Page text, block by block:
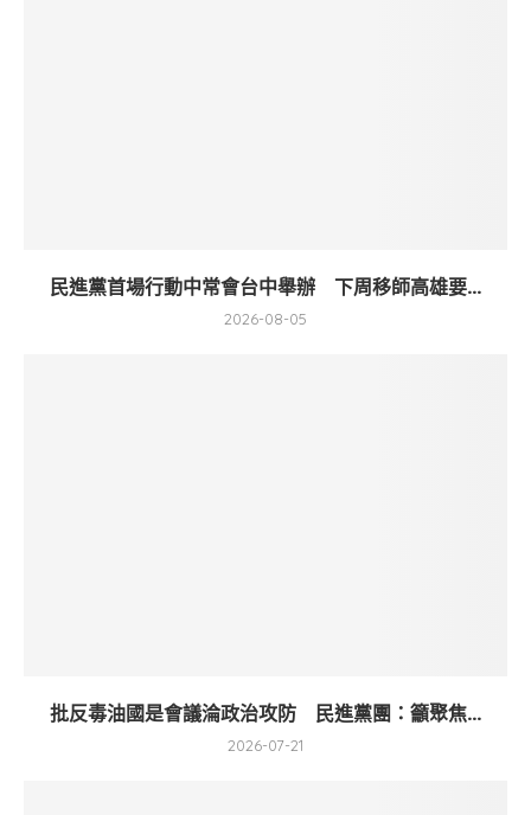
民進黨首場行動中常會台中舉辦 下周移師高雄要...
2026-08-05
批反毒油國是會議淪政治攻防 民進黨團：籲聚焦...
2026-07-21